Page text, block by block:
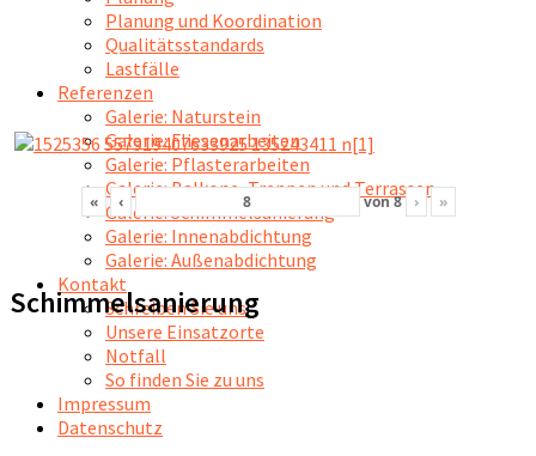
Planung und Koordination
Qualitätsstandards
Lastfälle
Referenzen
Galerie: Naturstein
Galerie: Fliesenarbeiten
Galerie: Pflasterarbeiten
Galerie: Balkone, Treppen und Terrassen
Galerie: Schimmelsanierung
Galerie: Innenabdichtung
Galerie: Außenabdichtung
Kontakt
Schreiben Sie uns
Unsere Einsatzorte
Notfall
So finden Sie zu uns
Impressum
Datenschutz
« ‹ von8 › »
Schimmelsanierung